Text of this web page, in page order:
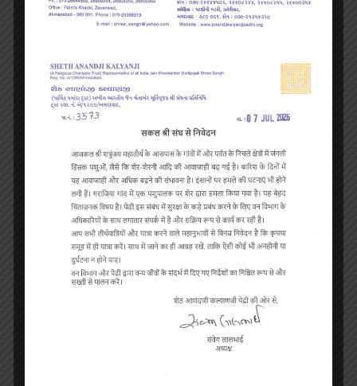
तारंगा तीर्थ
पहाड़ी पर श्वेतांबर के 5 मंदिर हैं और 3 पहाड़ियों पर 3 टूक और अन्य
डेरी हैं। चार अच्छी तरह से सुसज्जित सराय और भोजनालय हैं…